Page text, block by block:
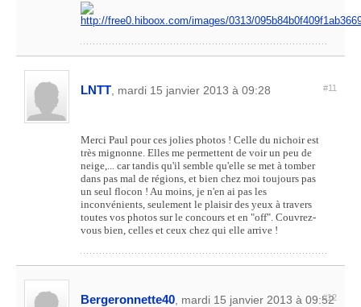
LNTT , mardi 15 janvier 2013 à 09:28 #11
Merci Paul pour ces jolies photos ! Celle du nichoir est
très mignonne. Elles me permettent de voir un peu de
neige,... car tandis qu'il semble qu'elle se met à tomber
dans pas mal de régions, et bien chez moi toujours pas
un seul flocon ! Au moins, je n'en ai pas les
inconvénients, seulement le plaisir des yeux à travers
toutes vos photos sur le concours et en "off". Couvrez-
vous bien, celles et ceux chez qui elle arrive !
Bergeronnette40 , mardi 15 janvier 2013 à 09:52
#12